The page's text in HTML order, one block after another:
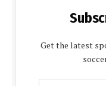
Get the latest